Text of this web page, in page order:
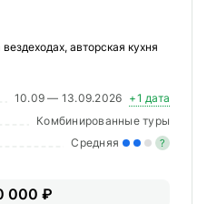
авторская кухня
10.09 — 13.09.2026 +1 дата
Комбинированные туры
Средняя ?
000 ₽